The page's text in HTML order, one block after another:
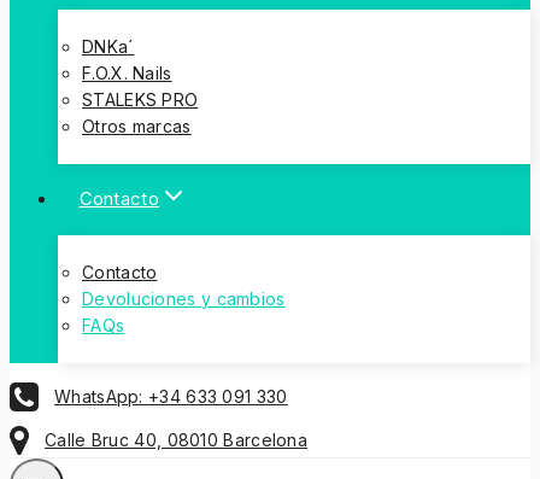
DNKa´
F.O.X. Nails
STALEKS PRO
Otros marcas
Contacto
Contacto
Devoluciones y cambios
FAQs
WhatsApp: +34 633 091 330
Calle Bruc 40, 08010 Barcelona